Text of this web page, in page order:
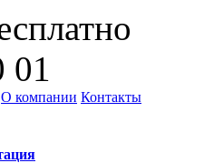
01
О компании Контакты